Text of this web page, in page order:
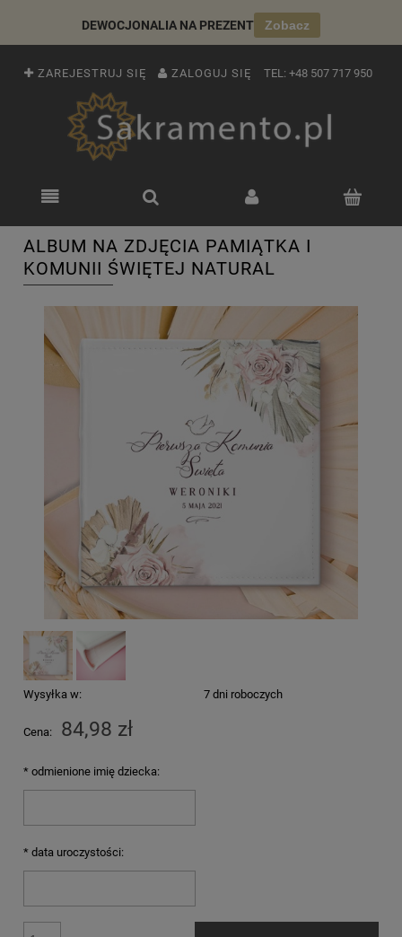
DEWOCJONALIA NA PREZENT Zobacz
ZAREJESTRUJ SIĘ ZALOGUJ SIĘ TEL: +48 507 717 950
ALBUM NA ZDJĘCIA PAMIĄTKA I
KOMUNII ŚWIĘTEJ NATURAL
Wysyłka w: 7 dni roboczych
Cena: 84,98 zł
* odmienione imię dziecka:
* data uroczystości: